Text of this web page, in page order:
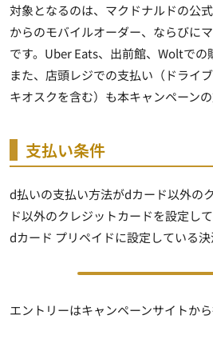
対象となるのは、マクドナルドの公
からのモバイルオーダー、ならびに
です。Uber Eats、出前館、Woltでの
また、店頭レジでの支払い（ドライ
キオスクを含む）も本キャンペーンの
支払い条件
d払いの支払い方法がdカード以外の
ド以外のクレジットカードを設定し
dカード プリペイドに設定している決
エントリーはキャンペーンサイトか